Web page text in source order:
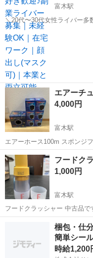
富木駅
＼20代〜30代女性ライバー多数活躍中／ ライブ配
トした方がほとんど！ SNSやコミュニケーションが好きな方であれば
経験は問いません。 【所属特典】 ・専属マネージャーによるサポート
・未経験向け...
大阪 高石市
エアーチ
4,000円
富木駅
大阪 堺市 富木駅
フードク
1,000円
富木駅
フードクラッシャー 中古品ですのでご理解の程よろしくお願いします
値下げ交渉 不可
富木駅
梱包・仕
簡単シー
時給1,200